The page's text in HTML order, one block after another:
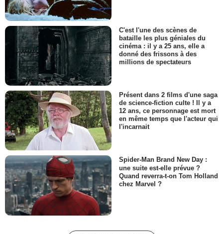
C'est l'une des scènes de
bataille les plus géniales du
cinéma : il y a 25 ans, elle a
donné des frissons à des
millions de spectateurs
Présent dans 2 films d'une saga
de science-fiction culte ! Il y a
12 ans, ce personnage est mort
en même temps que l'acteur qui
l'incarnait
Spider-Man Brand New Day :
une suite est-elle prévue ?
Quand reverra-t-on Tom Holland
chez Marvel ?